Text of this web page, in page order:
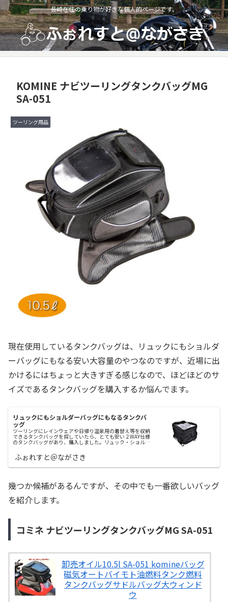
長崎在住の乗り物が好きな個人的ページです。
KOMINE ナビツーリングタンクバッグMG
SA-051
ツーリング用品
現在使用しているタンクバッグは、リュックにもショルダ
ーバッグにもなる安い大容量のやつなのですが、近場に出
かけるにはちょっと大きすぎる感じなので、ほどほどのサ
イズであるタンクバッグを購入するか悩んでます。
リュックにもショルダーバッグにもなるタンクバ
ッグ
ツーリングにレインウェアや日帰り温泉用の着替え等を収納
できるタンクバッグを探していたら、とても安い２WAY仕様
のタンクバッグがあり、購入しました。リュック・ショルダ
す。■材質：420Dオ...
ふぉれすと＠ながさき
幾つか候補があるんですが、その中でも一番欲しいバッグ
を紹介します。
コミネ ナビツーリングタンクバッグMG SA-051
卸売オイル10.5l SA-051 komineバッグ
磁気オートバイモト油燃料タンク燃料
タンクバッグサドルバッグ大ウィンド
ウ